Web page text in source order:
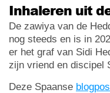
Inhaleren uit
De zawiya van de
nog steeds en is in
er het graf van Sidi
zijn vriend en discipel
Deze Spaanse